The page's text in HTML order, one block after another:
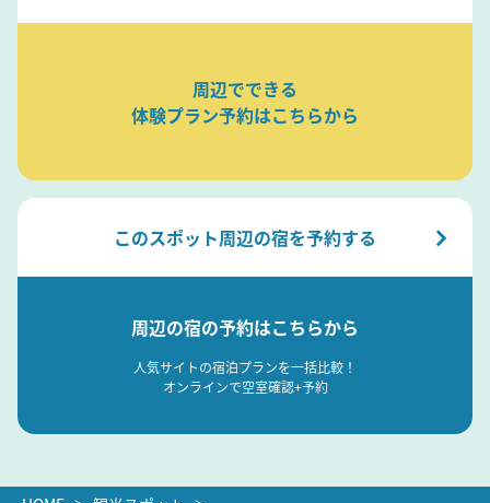
周辺でできる
体験プラン予約はこちらから
このスポット周辺の宿を予約する
周辺の宿の予約はこちらから
人気サイトの宿泊プランを一括比較！
オンラインで空室確認+予約